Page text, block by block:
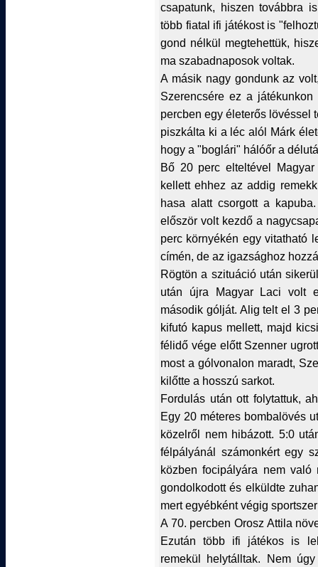
csapatunk, hiszen továbbra
több fiatal ifi játékost is
gond nélkül megtehettük,
ma szabadnaposok voltak.
A másik nagy gondunk az
Szerencsére ez a
percben egy életerős lövéssel
piszkálta ki a léc alól Márk
hogy a "boglári" hálóőr a
Bő 20 perc elteltével
kellett ehhez az addig
hasa alatt csorgott a
először volt kezdő a
perc környékén egy vitatható
címén, de az igazsághoz
Rögtön a szituáció után
után újra Magyar Laci volt
második gólját. Alig telt el 3
kifutó kapus mellett, majd
félidő vége előtt Szenner
most a gólvonalon maradt,
kilőtte a hosszú sarkot.
Fordulás után ott folytattuk,
Egy 20 méteres bombalövés
közelről nem hibázott. 5:0
félpályánál számonkért egy
közben focipályára nem
gondolkodott és elküldte
mert egyébként végig
A 70. percben Orosz Attila
Ezután több ifi játékos is
remekül helytálltak. Nem